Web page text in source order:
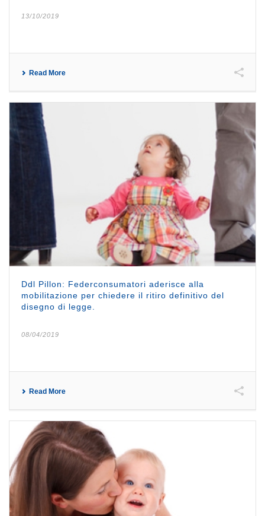
13/10/2019
Read More
Ddl Pillon: Federconsumatori aderisce alla
mobilitazione per chiedere il ritiro definitivo del
disegno di legge.
08/04/2019
Read More